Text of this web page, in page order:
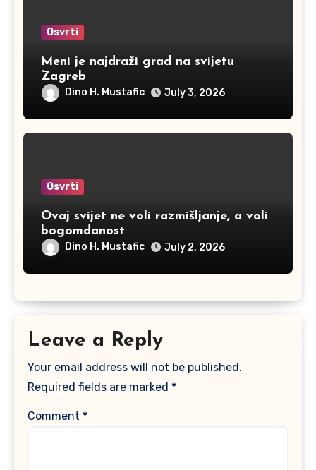
Osvrti
Meni je najdraži grad na svijetu
Zagreb
Dino H. Mustafic July 3, 2026
Osvrti
Ovaj svijet ne voli razmišljanje, a voli
bogomdanost
Dino H. Mustafic July 2, 2026
Leave a Reply
Your email address will not be published.
Required fields are marked *
Comment *